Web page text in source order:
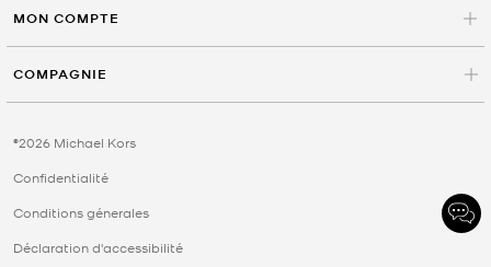
MON COMPTE
COMPAGNIE
©2026 Michael Kors
Confidentialité
Conditions génerales
Déclaration d'accessibilité